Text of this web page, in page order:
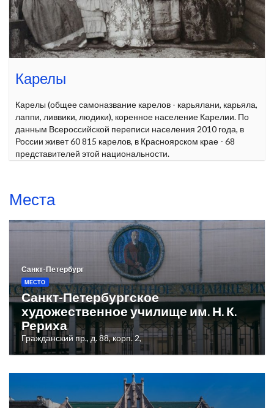
Карелы
Карелы (общее самоназвание карелов - карьялани, карьяла,
лаппи, ливвики, людики), коренное население Карелии. По
данным Всероссийской переписи населения 2010 года, в
России живет 60 815 карелов, в Красноярском крае - 68
представителей этой национальности.
Места
Санкт-Петербург
МЕСТО
Санкт-Петербургское
художественное училище им. Н. К.
Рериха
Гражданский пр., д. 88, корп. 2,